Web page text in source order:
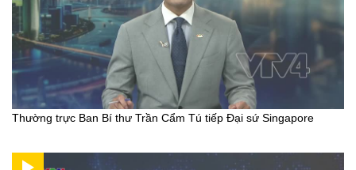
Thường trực Ban Bí thư Trần Cẩm Tú tiếp Đại sứ Singapore